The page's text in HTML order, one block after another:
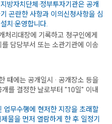
방자치단체·정부투자기관은 공개
곤란한 사항과 이의신청사항을 심
치·운영합니다.
처리대장에 기록하고 청구인에게
담당부서 또는 소관기관에 이송
때에는 공개일시 · 공개장소 등을
를 결정한 날로부터 "10일" 이내
업무수행에 현저한 지장을 초래할
물을 먼저 열람하게 한 후 일정기